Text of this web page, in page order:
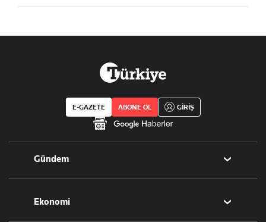
E-GAZETE ABONE OL GİRİŞ
Gündem
Politika
Eğitim
Ekonomi